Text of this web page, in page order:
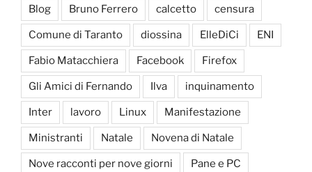
Blog Bruno Ferrero calcetto censura
Comune di Taranto diossina ElleDiCi ENI
Fabio Matacchiera Facebook Firefox
Gli Amici di Fernando Ilva inquinamento
Inter lavoro Linux Manifestazione
Ministranti Natale Novena di Natale
Nove racconti per nove giorni Pane e PC